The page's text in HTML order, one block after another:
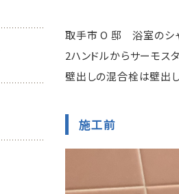
取手市 O 邸 浴室のシャ
2ハンドルからサーモス
壁出しの混合栓は壁出
施工前